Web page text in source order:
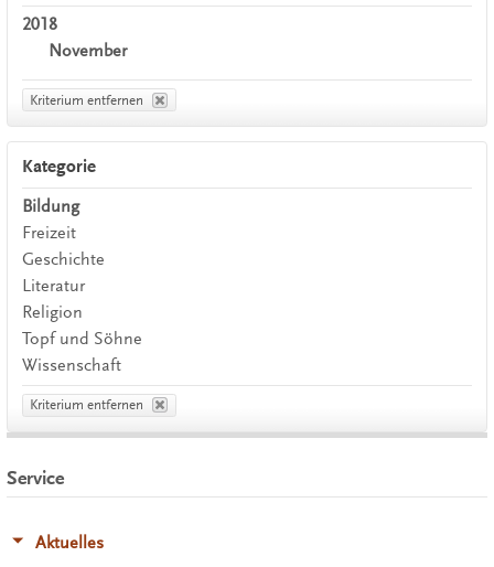
2018
November
Kriterium entfernen
Kategorie
Bildung
Freizeit
Geschichte
Literatur
Religion
Topf und Söhne
Wissenschaft
Kriterium entfernen
Service
Aktuelles